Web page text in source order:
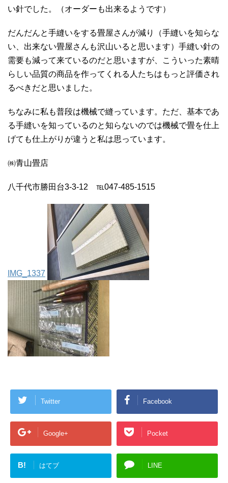
い針でした。（オーダーも出来るようです）
だんだんと手縫いをする畳屋さんが減り（手縫いを知らな
い、出来ない畳屋さんも沢山いると思います）手縫い針の
需要も減って来ているのだと思いますが、こういった素晴
らしい品質の商品を作ってくれる人たちはもっと評価され
るべきだと思いました。
ちなみに私も普段は機械で縫っています。ただ、基本であ
る手縫いを知っているのと知らないのでは機械で畳を仕上
げても仕上がりが違うと私は思っています。
㈱青山畳店
八千代市勝田台3-3-12 ℡047-485-1515
IMG_1337
Twitter Facebook
Google+ Pocket
B! はてブ LINE